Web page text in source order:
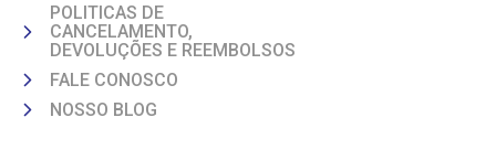
POLITICAS DE
CANCELAMENTO,
DEVOLUÇÕES E REEMBOLSOS
FALE CONOSCO
NOSSO BLOG